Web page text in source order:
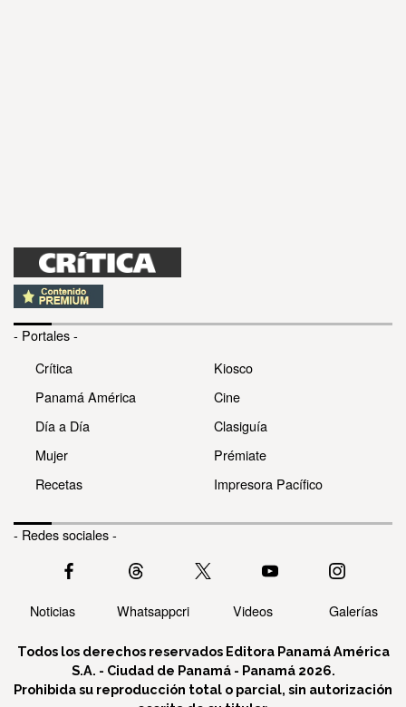
- Portales -
Crítica
Panamá América
Día a Día
Mujer
Recetas
Kiosco
Cine
Clasiguía
Prémiate
Impresora Pacífico
- Redes sociales -
Noticias Whatsappcri Videos Galerías
Todos los derechos reservados Editora Panamá América
S.A. - Ciudad de Panamá - Panamá 2026.
Prohibida su reproducción total o parcial, sin autorización